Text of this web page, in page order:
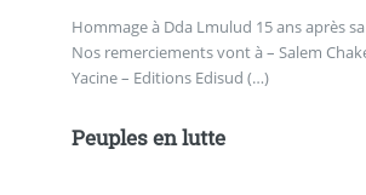
Hommage à Dda Lmulud 15 ans après
Nos remerciements vont à – Salem
Yacine – Editions Edisud (…)
Peuples en lutte